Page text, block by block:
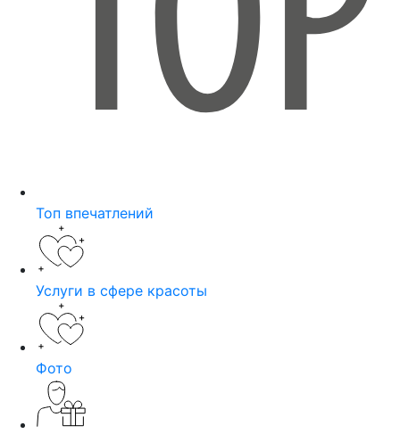
Топ впечатлений
Услуги в сфере красоты
Фото